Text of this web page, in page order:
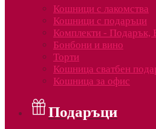
Кошници с лакомства
Кошници с подаръци
Комплекти - Подарък,
Бонбони и вино
Торти
Кошница сватбен
Кошница за офис
Подаръци